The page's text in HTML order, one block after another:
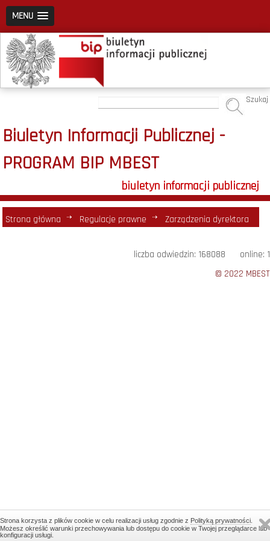
MENU
Strona korzysta z plików cookie w celu realizacji usług zgodnie z Polityką prywatności
Możesz określić warunki przechowywania lub dostępu do cookie w Twojej przeglądarce lub
konfiguracji usługi.
Szukaj
Biuletyn Informacji Publicznej -
PROGRAM BIP MBEST
biuletyn informacji publicznej
Strona główna Regulacje prawne Zarządzenia dyrektora
liczba odwiedzin: 168088 online: 1
© 2022 MBEST